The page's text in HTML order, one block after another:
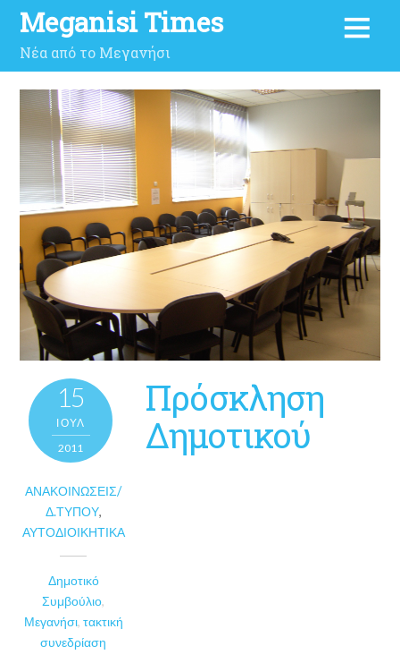
Meganisi Times
Νέα από το Μεγανήσι
15
ΙΟΎΛ
2011
ΑΝΑΚΟΙΝΏΣΕΙΣ/
Δ.ΤΎΠΟΥ,
ΑΥΤΟΔΙΟΙΚΗΤΙΚΆ
Δημοτικό
Συμβούλιο,
Μεγανήσι, τακτική
συνεδρίαση
Πρόσκληση
Δημοτικού